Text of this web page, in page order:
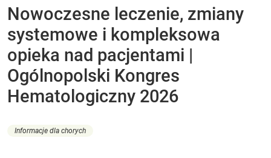
Nowoczesne leczenie, zmiany
systemowe i kompleksowa
opieka nad pacjentami |
Ogólnopolski Kongres
Hematologiczny 2026
Informacje dla chorych